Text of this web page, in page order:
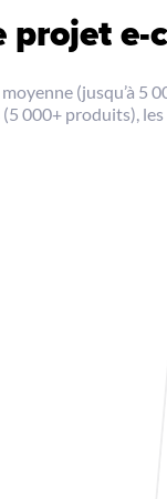
e-
(jusqu’à 5
000+ produits), les